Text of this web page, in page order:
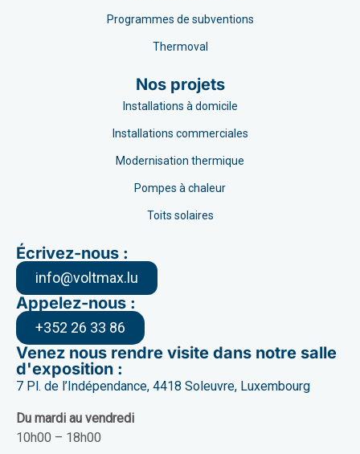
Programmes de subventions
Thermoval
Nos projets
Installations à domicile
Installations commerciales
Modernisation thermique
Pompes à chaleur
Toits solaires
Écrivez-nous :
info@voltmax.lu
Appelez-nous :
+352 26 33 86
Venez nous rendre visite dans notre salle
d'exposition :
7 Pl. de l’Indépendance, 4418 Soleuvre, Luxembourg
Du mardi au vendredi
10h00 – 18h00